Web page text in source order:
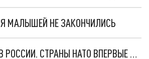
МАЛЫШЕЙ НЕ ЗАКОНЧИЛИСЬ
"ОЧЕНЬ ПЛОХИЕ НОВОСТИ": БОЛЬШАЯ ОШИБКА PALANTIR В РОССИИ. СТРАНЫ НАТО ВПЕРВЫЕ ЗА СВО ОСТАНОВИЛИ ПОСТАВКИ ОРУЖИЯ. ВСУ ТЕРЯЮТ ПРИГРАНИЧЬЕ?